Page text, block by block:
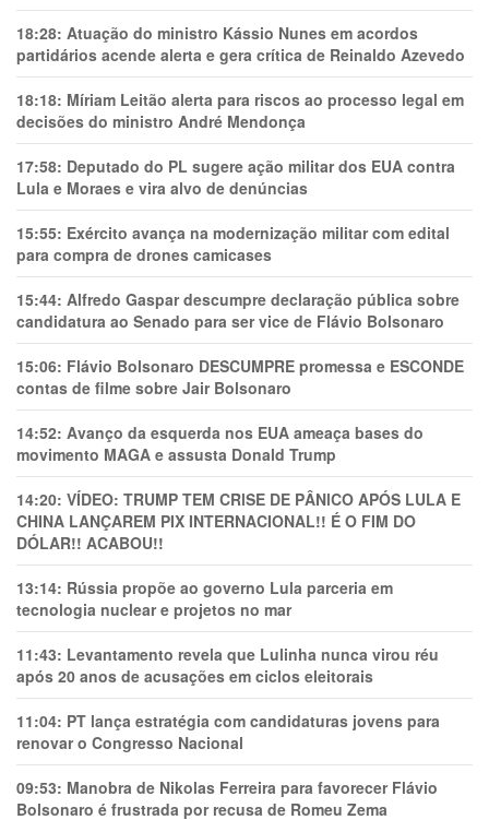
18:28: Atuação do ministro Kássio Nunes em acordos
partidários acende alerta e gera crítica de Reinaldo Azevedo
18:18: Míriam Leitão alerta para riscos ao processo legal em
decisões do ministro André Mendonça
17:58: Deputado do PL sugere ação militar dos EUA contra
Lula e Moraes e vira alvo de denúncias
15:55: Exército avança na modernização militar com edital
para compra de drones camicases
15:44: Alfredo Gaspar descumpre declaração pública sobre
candidatura ao Senado para ser vice de Flávio Bolsonaro
15:06: Flávio Bolsonaro DESCUMPRE promessa e ESCONDE
contas de filme sobre Jair Bolsonaro
14:52: Avanço da esquerda nos EUA ameaça bases do
movimento MAGA e assusta Donald Trump
14:20: VÍDEO: TRUMP TEM CRlSE DE PÂNlCO APÓS LULA E
CHINA LANÇAREM PIX INTERNACIONAL!! É O FIM DO
DÓLAR!! ACABOU!!
13:14: Rússia propõe ao governo Lula parceria em
tecnologia nuclear e projetos no mar
11:43: Levantamento revela que Lulinha nunca virou réu
após 20 anos de acusações em ciclos eleitorais
11:04: PT lança estratégia com candidaturas jovens para
renovar o Congresso Nacional
09:53: Manobra de Nikolas Ferreira para favorecer Flávio
Bolsonaro é frustrada por recusa de Romeu Zema